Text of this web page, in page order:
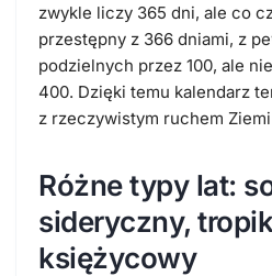
zwykle liczy 365 dni, ale co
przestępny z 366 dniami, z
podzielnych przez 100, ale
400. Dzięki temu kalendarz
z rzeczywistym ruchem Ziemi
Różne typy lat:
sideryczny,
księżycowy